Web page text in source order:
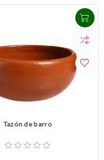
Tazón de barro